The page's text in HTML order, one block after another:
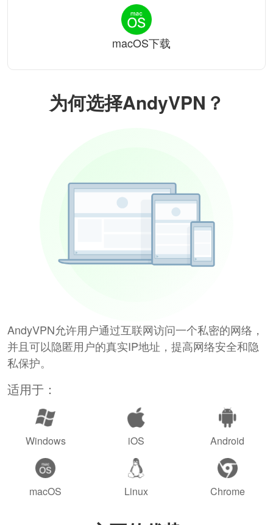
为何选择AndyVPN？
AndyVPN允许用户通过互联网访问一个私密的网络，
并且可以隐匿用户的真实IP地址，提高网络安全和隐
私保护。
适用于：
Windows iOS Android
macOS Linux Chrome
macOS下载